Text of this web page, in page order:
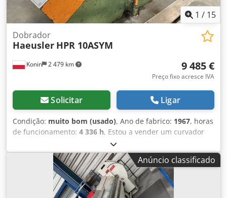
1 / 15
Konin 2 479 km
Dobrador
Haeusler HPR 10ASYM
9 485 €
Preço fixo acresce IVA
Solicitar Ligar
Condição: muito bom (usado), Ano de fabrico: 1967, horas
de funcionamento: 4 336 h, Estou a vender um curvador
de tubos sólido e decente em muito bom estado Peso do
curvador de tubos 4.5T+ cerca de 1T rodas para trabalho.
Djdpsudlymsfx Amfsck
Anúncio classificado